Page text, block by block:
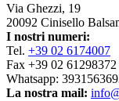
Via Ghezzi, 19
20092 Cinisello
I nostri numeri:
Tel. +39 02 6174007
Fax +39 02 61298372
Whatsapp:
La nostra mail: